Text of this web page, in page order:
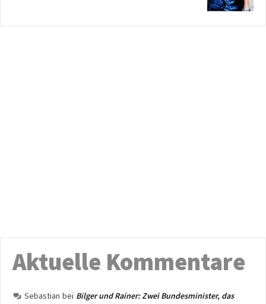
Aktuelle Kommentare
Sebastian bei Bilger und Rainer: Zwei Bundesminister, das